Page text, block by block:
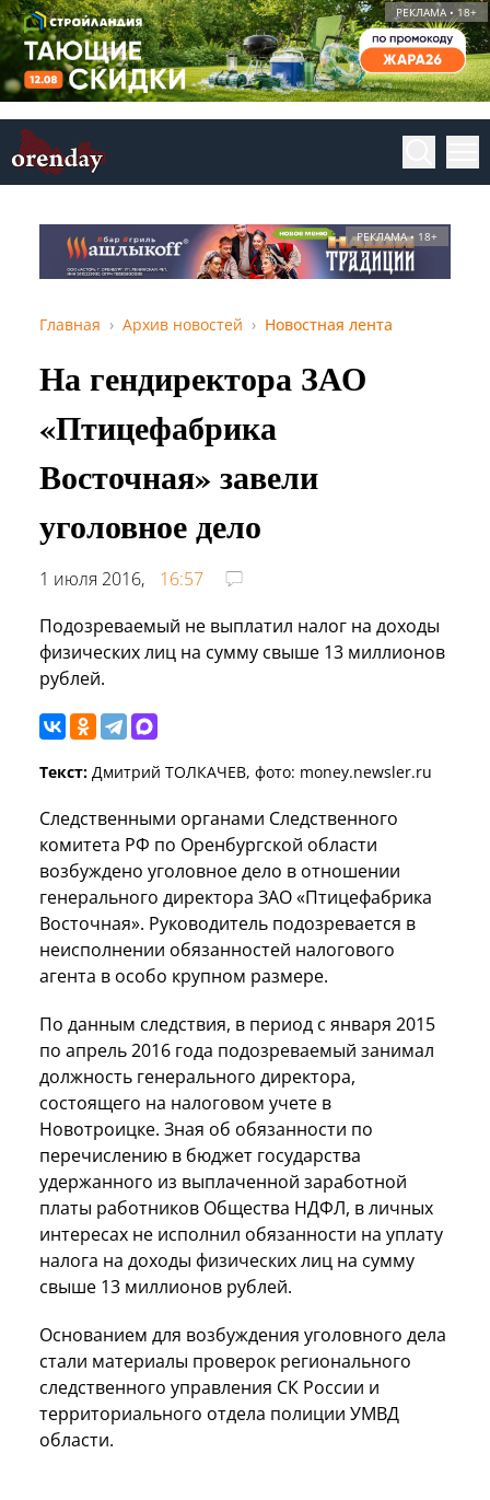
РЕКЛАМА • 18+
РЕКЛАМА • 18+
Главная Архив новостей Новостная лента
На гендиректора ЗАО
«Птицефабрика
Восточная» завели
уголовное дело
1 июля 2016,
16:57
Подозреваемый не выплатил налог на доходы
физических лиц на сумму свыше 13 миллионов
рублей.
Текст: Дмитрий ТОЛКАЧЕВ, фото: money.newsler.ru
Следственными органами Следственного
комитета РФ по Оренбургской области
возбуждено уголовное дело в отношении
генерального директора ЗАО «Птицефабрика
Восточная». Руководитель подозревается в
неисполнении обязанностей налогового
агента в особо крупном размере.
По данным следствия, в период с января 2015
по апрель 2016 года подозреваемый занимал
должность генерального директора,
состоящего на налоговом учете в
Новотроицке. Зная об обязанности по
перечислению в бюджет государства
удержанного из выплаченной заработной
платы работников Общества НДФЛ, в личных
интересах не исполнил обязанности на уплату
налога на доходы физических лиц на сумму
свыше 13 миллионов рублей.
Основанием для возбуждения уголовного дела
стали материалы проверок регионального
следственного управления СК России и
территориального отдела полиции УМВД
области.